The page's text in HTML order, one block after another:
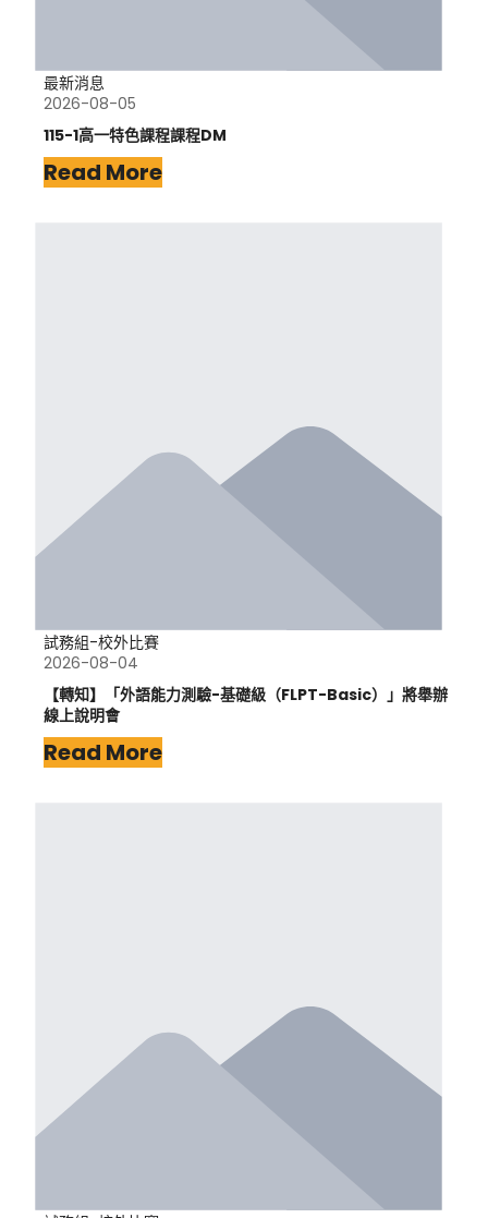
最新消息
2026-08-05
115-1高一特色課程課程DM
Read More
試務組-校外比賽
2026-08-04
【轉知】「外語能力測驗-基礎級（FLPT-Basic）」將舉辦
線上說明會
Read More